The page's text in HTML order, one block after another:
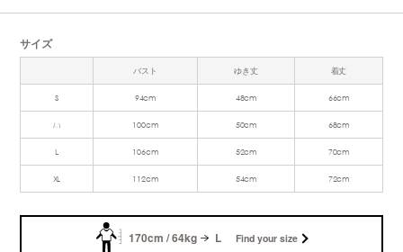
サイズ
バスト ゆき丈 着丈
S 94cm 48cm 66cm
M 100cm 50cm 68cm
L 106cm 52cm 70cm
XL 112cm 54cm 72cm
170cm / 64kg L Find your size